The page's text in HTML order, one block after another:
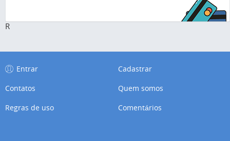
R
Entrar
Cadastrar
Contatos
Quem somos
Regras de uso
Comentários